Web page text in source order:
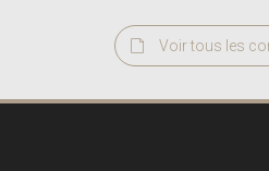
Voir tous les